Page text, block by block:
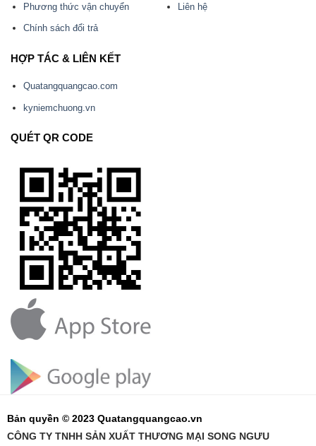
Phương thức vận chuyển
Chính sách đổi trả
Liên hệ
HỢP TÁC & LIÊN KẾT
Quatangquangcao.com
kyniemchuong.vn
QUÉT QR CODE
Bản quyền © 2023 Quatangquangcao.vn
CÔNG TY TNHH SẢN XUẤT THƯƠNG MẠI SONG NGƯU